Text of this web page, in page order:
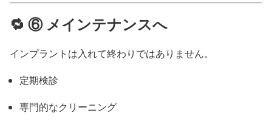
🔁 ⑥ メインテナンスへ
インプラントは入れて終わりではありません。
定期検診
専門的なクリーニング